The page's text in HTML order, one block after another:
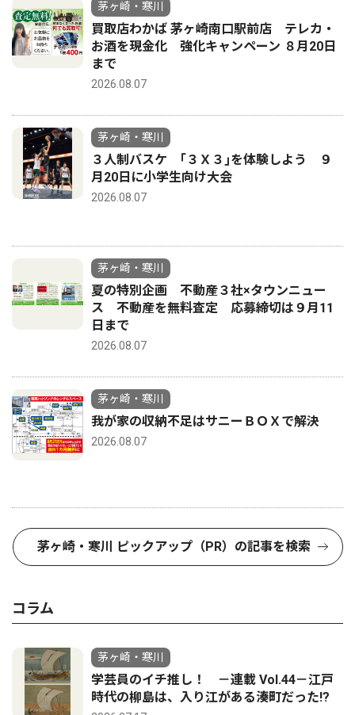
茅ヶ崎・寒川
買取店わかば 茅ヶ崎南口駅前店 テレカ・
お酒を現金化 強化キャンペーン ８月20日
まで
2026.08.07
茅ヶ崎・寒川
３人制バスケ ｢３Ｘ３｣を体験しよう ９
月20日に小学生向け大会
2026.08.07
茅ヶ崎・寒川
夏の特別企画 不動産３社×タウンニュー
ス 不動産を無料査定 応募締切は９月11
日まで
2026.08.07
茅ヶ崎・寒川
我が家の収納不足はサニーＢＯＸで解決
2026.08.07
茅ヶ崎・寒川 ピックアップ（PR）の記事を検索
コラム
茅ヶ崎・寒川
学芸員のイチ推し！ －連載 Vol.44－江戸
時代の柳島は、入り江がある湊町だった!?